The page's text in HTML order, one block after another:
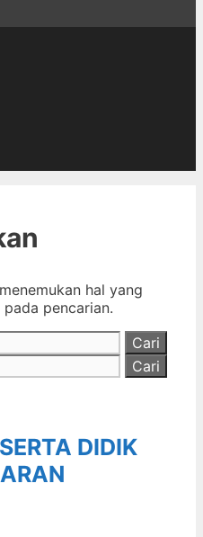
hal yang
pencarian.
DIDIK